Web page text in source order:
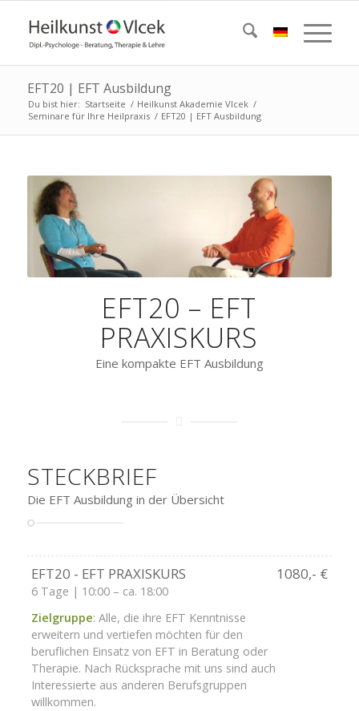
EFT20 | EFT Ausbildung
Du bist hier: Startseite / Heilkunst Akademie Vlcek /
Seminare für Ihre Heilpraxis / EFT20 | EFT Ausbildung
EFT20 – EFT
PRAXISKURS
Eine kompakte EFT Ausbildung
STECKBRIEF
Die EFT Ausbildung in der Übersicht
EFT20 - EFT PRAXISKURS 1080,- €
6 Tage | 10:00 – ca. 18:00
Zielgruppe: Alle, die ihre EFT Kenntnisse
erweitern und vertiefen möchten für den
beruflichen Einsatz von EFT in Beratung oder
Therapie. Nach Rücksprache mit uns sind auch
Interessierte aus anderen Berufsgruppen
willkommen.